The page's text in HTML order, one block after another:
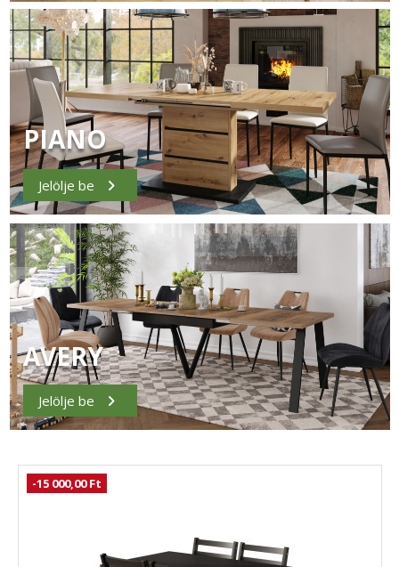
PIANO
Jelölje be
AVERY
Jelölje be
-15 000,00 Ft